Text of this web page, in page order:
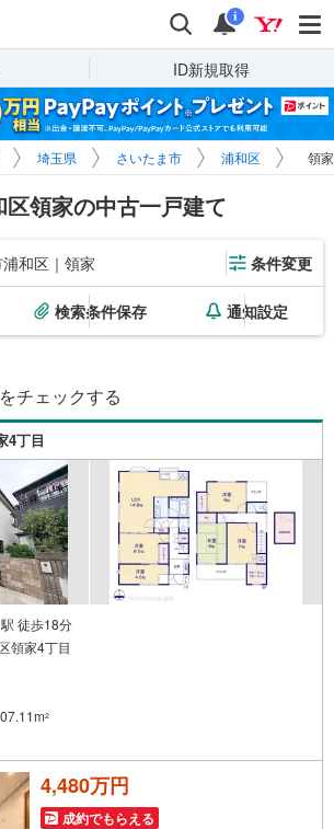
検索 通知
i
ID新規取得
埼玉県 さいたま市 浦和区 領
領家の中古一戸建て
和区｜領家 条件変更
検索条件保存 通知設定
チェックする
4丁目
徒歩18分
領家4丁目
2
4,480万円
成約でもらえる